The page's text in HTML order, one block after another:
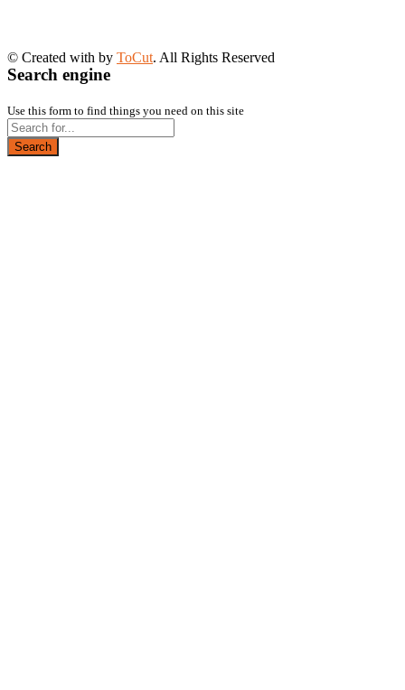
© Created with by ToCut. All Rights Reserved
Search engine
Use this form to find things you need on this site
Search